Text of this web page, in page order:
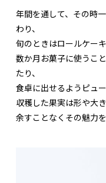
年間を通して、その時
わり、
旬のときはロールケー
数か月お菓子に使うこ
たり、
食卓に出せるようピュ
収穫した果実は形や大
余すことなくその魅力